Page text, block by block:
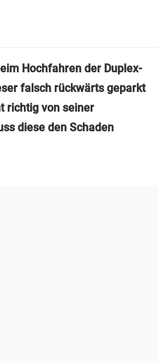
Hochfahren der Duplex-
falsch rückwärts geparkt
richtig von seiner
diese den Schaden